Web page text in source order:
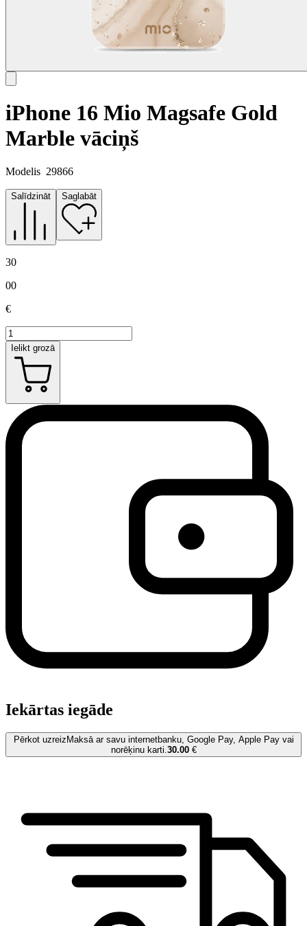
iPhone 16 Mio Magsafe Gold
Marble vāciņš
Modelis 29866
Salīdzināt Saglabāt
30
00
€
Ielikt grozā
Iekārtas iegāde
Pērkot uzreiz Maksā ar savu internetbanku, Google Pay, Apple Pay vai
norēķinu karti.30.00€